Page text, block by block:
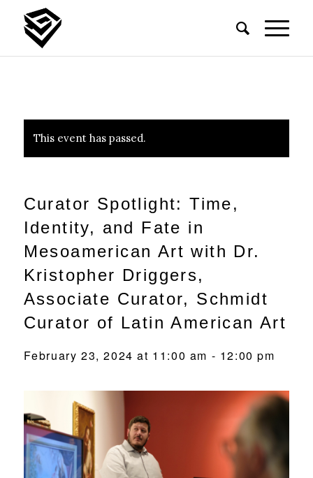
This event has passed.
Curator Spotlight: Time,
Identity, and Fate in
Mesoamerican Art with Dr.
Kristopher Driggers,
Associate Curator, Schmidt
Curator of Latin American Art
February 23, 2024 at 11:00 am - 12:00 pm